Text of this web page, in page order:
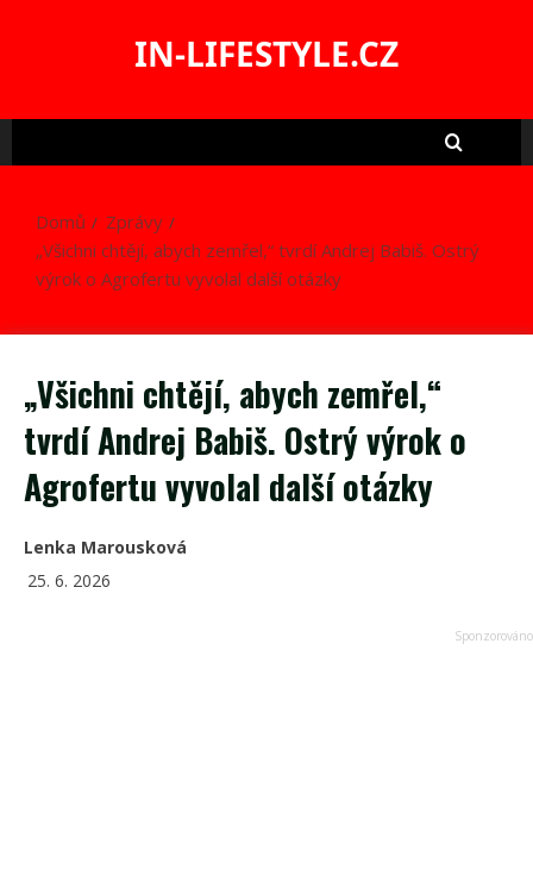
IN-LIFESTYLE.CZ
Domů
Zprávy
„Všichni chtějí, abych zemřel,“ tvrdí Andrej Babiš. Ostrý
výrok o Agrofertu vyvolal další otázky
„Všichni chtějí, abych zemřel,“
tvrdí Andrej Babiš. Ostrý výrok o
Agrofertu vyvolal další otázky
Lenka Marousková
25. 6. 2026